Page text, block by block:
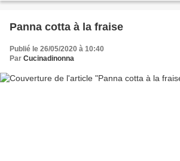
Panna cotta à la fraise
Publié le 26/05/2020 à 10:40
Par Cucinadinonna